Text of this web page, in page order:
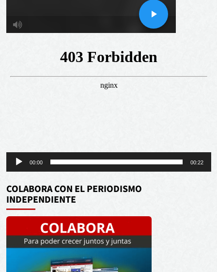
Reproductor
de
audio
00:00 00:22
COLABORA CON EL PERIODISMO
INDEPENDIENTE